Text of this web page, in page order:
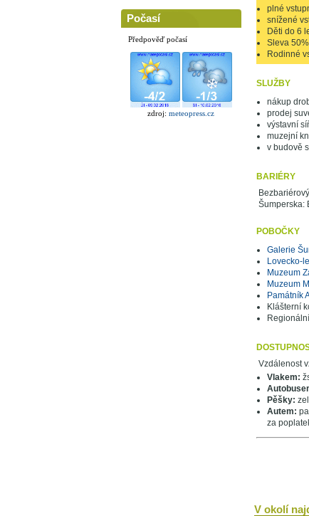
Počasí
Předpověď počasí
zdroj: meteopress.cz
plné
snížené
Děti do 6
Sleva
Rodinné
SLUŽBY
nákup
prodej
výstavní
muzejní
v budově
BARIÉRY
Šumperska:
POBOČKY
Galerie
Lovecko-
Muzeum
Muzeum
Památník
Klášterní
Vzdálenost
Vlakem:
Pěšky:
Autem:
za
V okolí